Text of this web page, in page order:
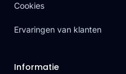
Cookies
Ervaringen van klanten
Informatie